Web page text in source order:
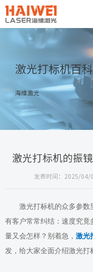
激光打标机百科
海维激光
激光打标机的振
发表时间：2025/04/
激光打标机的众多参数
有客户常常纠结：速度究竟
量又会怎样？别着急， 激光
发，给大家全面介绍激光打